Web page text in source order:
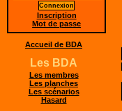
Inscription
Mot de passe
Accueil de BDA
Les BDA
Les membres
Les planches
Les scénarios
Hasard